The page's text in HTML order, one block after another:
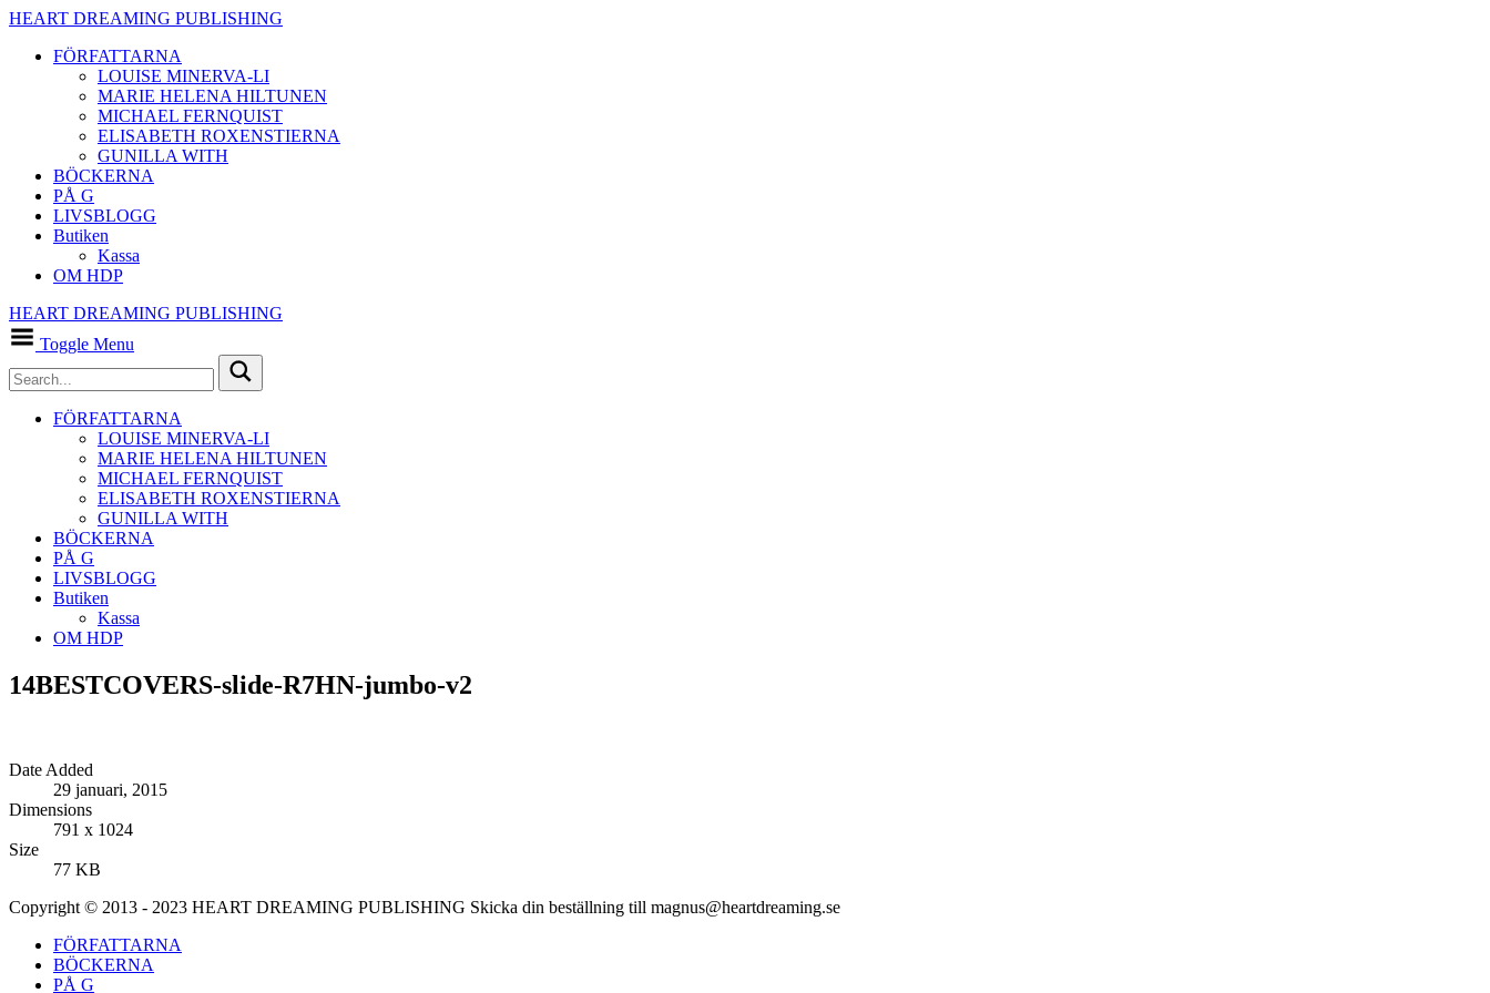
HEART DREAMING PUBLISHING
FÖRFATTARNA
LOUISE MINERVA-LI
MARIE HELENA HILTUNEN
MICHAEL FERNQUIST
ELISABETH ROXENSTIERNA
GUNILLA WITH
BÖCKERNA
PÅ G
LIVSBLOGG
Butiken
Kassa
OM HDP
HEART DREAMING PUBLISHING
Toggle Menu
FÖRFATTARNA
LOUISE MINERVA-LI
MARIE HELENA HILTUNEN
MICHAEL FERNQUIST
ELISABETH ROXENSTIERNA
GUNILLA WITH
BÖCKERNA
PÅ G
LIVSBLOGG
Butiken
Kassa
OM HDP
14BESTCOVERS-slide-R7HN-jumbo-v2
Date Added
29 januari, 2015
Dimensions
791 x 1024
Size
77 KB
Copyright © 2013 - 2023 HEART DREAMING PUBLISHING Skicka din beställning till magnus@heartdreaming.se
FÖRFATTARNA
BÖCKERNA
PÅ G